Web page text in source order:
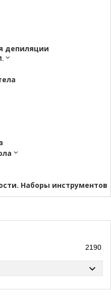
депиляции
Наборы инструментов